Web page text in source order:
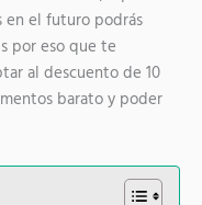
en el futuro podrás
por eso que te
al descuento de 10
barato y poder